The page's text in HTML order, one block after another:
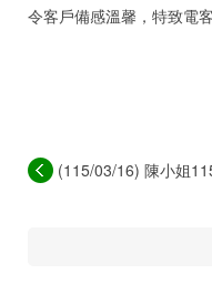
令客戶備感溫馨，特致電
(115/03/16) 陳小姐